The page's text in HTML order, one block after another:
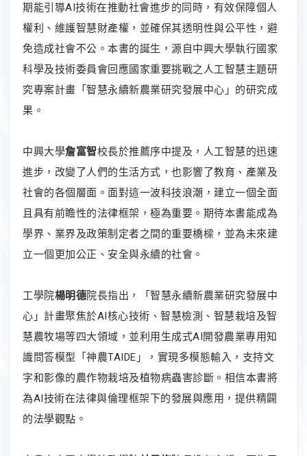
期能引導AI技術在推動社會進步的同時，有效保障個人
權利、維護智慧財產權，並確保其透明性與公平性，避
免造成社會不公。本書的誕生，源自中興大學執行國家
科學及技術委員會回應國家重要挑戰之人工智慧主題研
究專案計畫「智慧永續新農業研究發展中心」的研究成
果。
中興大學詹富智校長於推薦序中提及，人工智慧的迅速
進步，改變了人們的生活方式，也影響了教育、產業及
社會的各個層面。面對這一波科技浪潮，建立一個全面
且具有前瞻性的法律框架，極為重要。期待本書能成為
學界、業界及政策制定者之間的重要橋樑，並為未來建
立一個更加公正、安全與永續的社會。
工學院楊明德院長指出，「智慧永續新農業研究發展中
心」計畫聚焦於AI核心技術、智慧檢測、智慧栽培及智
慧農牧場等四大領域，並利用生成式AI開發農業專用知
識問答模型「神農TAIDE」，實現多模態輸入，支持文
字和影像的農作物栽培及植物病蟲害診斷。相信本書將
為AI技術在法律與倫理框架下的發展與應用，提供精闢
的法學觀點。